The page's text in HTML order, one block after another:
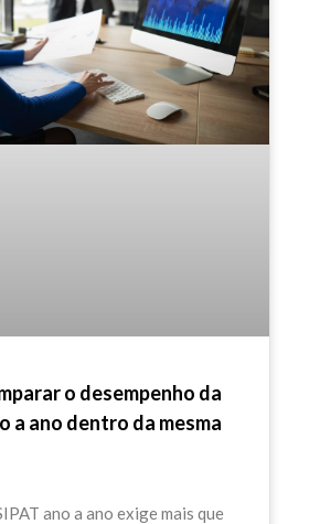
o desempenho da
a ano dentro da mesma
ano a ano exige mais que